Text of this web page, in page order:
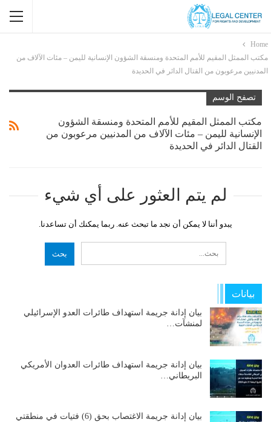
Home
مكتب الممثل المقيم للأمم المتحدة ومنسقة الشؤون الإنسانية لليمن – مئات الآلاف من
المدنيين مرعوبون من القتال الدائر في الحديدة
تصفح الوسم
مكتب الممثل المقيم للأمم المتحدة ومنسقة الشؤون
الإنسانية لليمن – مئات الآلاف من المدنيين مرعوبون من
القتال الدائر في الحديدة
لم يتم العثور على أي شيء
يبدو أننا لا يمكن أن نجد ما تبحث عنه. ربما يمكنك أن تساعدنا.
بيانات
بيان إدانة جريمة استهداف طائرات العدو الإسرائيلي
لمنشآت…
بيان إدانة جريمة استهداف طائرات العدوان الأمريكي
البريطاني…
بيان إدانة جريمة الاغتصاب بحق (6) فتيات في منطقتي